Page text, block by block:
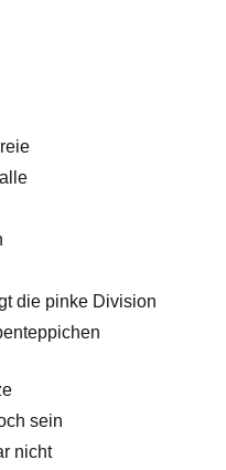
die pinke Division
sein
nicht